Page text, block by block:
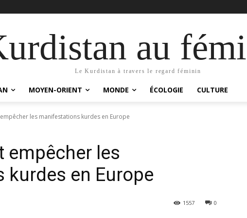
au
Le Kurdistan à travers le regard féminin
MOYEN-ORIENT MONDE ÉCOLOGIE CULTURE
les manifestations kurdes en Europe
empêcher les
en Europe
0
1557